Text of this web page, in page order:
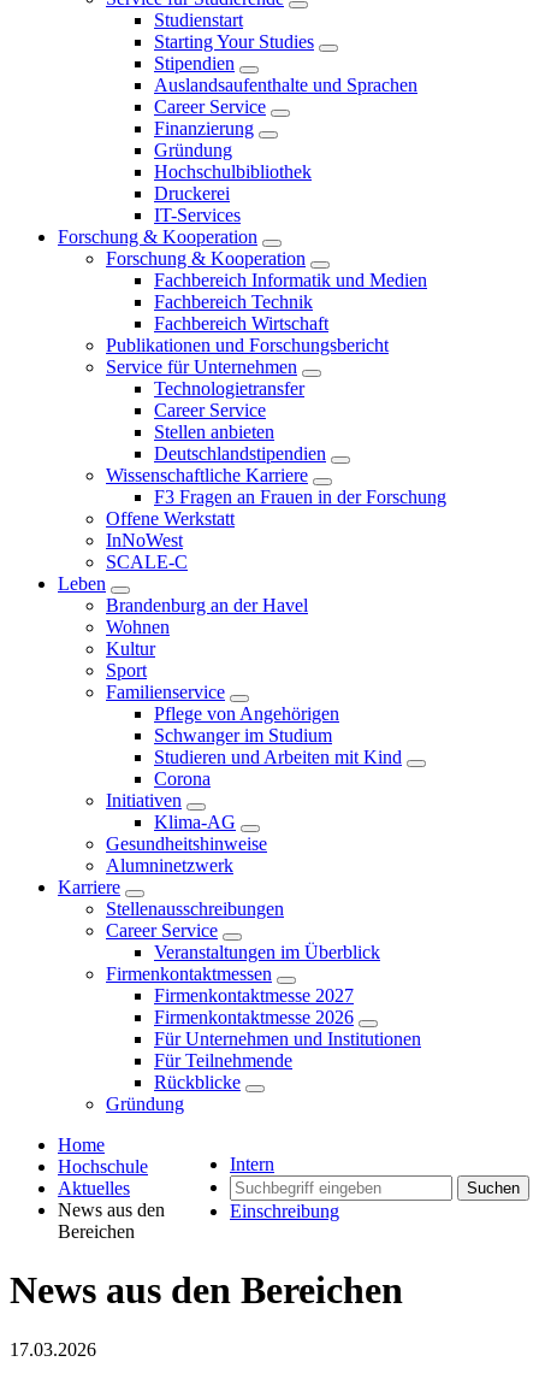
Studienstart
Starting Your Studies
Stipendien
Auslandsaufenthalte und Sprachen
Career Service
Finanzierung
Gründung
Hochschulbibliothek
Druckerei
IT-Services
Forschung & Kooperation
Forschung & Kooperation
Fachbereich Informatik und Medien
Fachbereich Technik
Fachbereich Wirtschaft
Publikationen und Forschungsbericht
Service für Unternehmen
Technologietransfer
Career Service
Stellen anbieten
Deutschlandstipendien
Wissenschaftliche Karriere
F3 Fragen an Frauen in der Forschung
Offene Werkstatt
InNoWest
SCALE-C
Leben
Brandenburg an der Havel
Wohnen
Kultur
Sport
Familienservice
Pflege von Angehörigen
Schwanger im Studium
Studieren und Arbeiten mit Kind
Corona
Initiativen
Klima-AG
Gesundheitshinweise
Alumninetzwerk
Karriere
Stellenausschreibungen
Career Service
Veranstaltungen im Überblick
Firmenkontaktmessen
Firmenkontaktmesse 2027
Firmenkontaktmesse 2026
Für Unternehmen und Institutionen
Für Teilnehmende
Rückblicke
Gründung
Intern
Suchen
Einschreibung
Home
Hochschule
Aktuelles
News aus den
Bereichen
News aus den Bereichen
17.03.2026